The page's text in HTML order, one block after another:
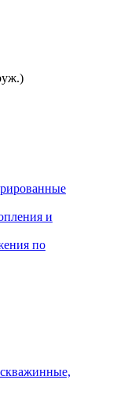
и
по